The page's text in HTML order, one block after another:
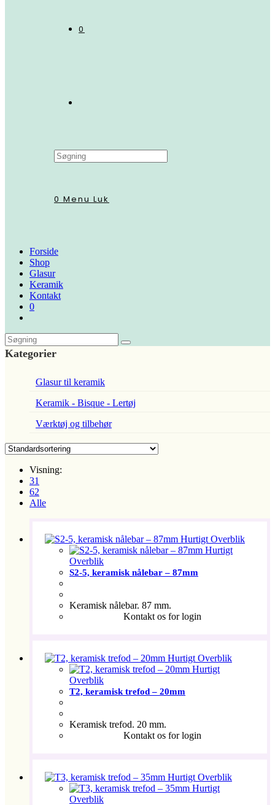
0
Search
this
0 Menu Luk
Forside
Shop
Glasur
Keramik
Kontakt
0
Kategorier
Glasur til keramik
Keramik - Bisque - Lertøj
Værktøj og tilbehør
Visning:
31
62
Alle
Hurtigt Overblik
Hurtigt
Overblik
S2-5, keramisk nålebar – 87mm
Keramisk nålebar. 87 mm.
Kontakt os for login
Hurtigt Overblik
Hurtigt
Overblik
T2, keramisk trefod – 20mm
Keramisk trefod. 20 mm.
Kontakt os for login
Hurtigt Overblik
Hurtigt
Overblik